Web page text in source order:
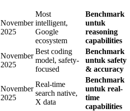
November
2025
Most
intelligent,
Google
ecosystem
Benchmark
untuk
reasoning
capabilities
November
2025
Best coding
model, safety-
focused
Benchmark
untuk safety
& accuracy
November
2025
Real-time
search native,
X data
Benchmark
untuk real-
time
capabilities